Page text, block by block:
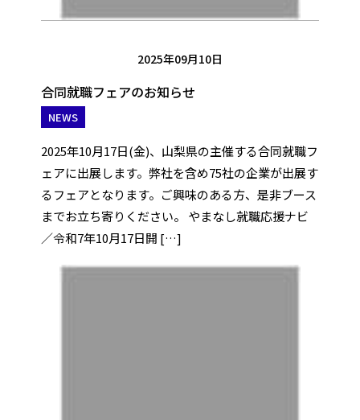
2025年09月10日
合同就職フェアのお知らせ
NEWS
2025年10月17日(金)、山梨県の主催する合同就職フ
ェアに出展します。弊社を含め75社の企業が出展す
るフェアとなります。ご興味のある方、是非ブース
までお立ち寄りください。 やまなし就職応援ナビ
／令和7年10月17日開 […]